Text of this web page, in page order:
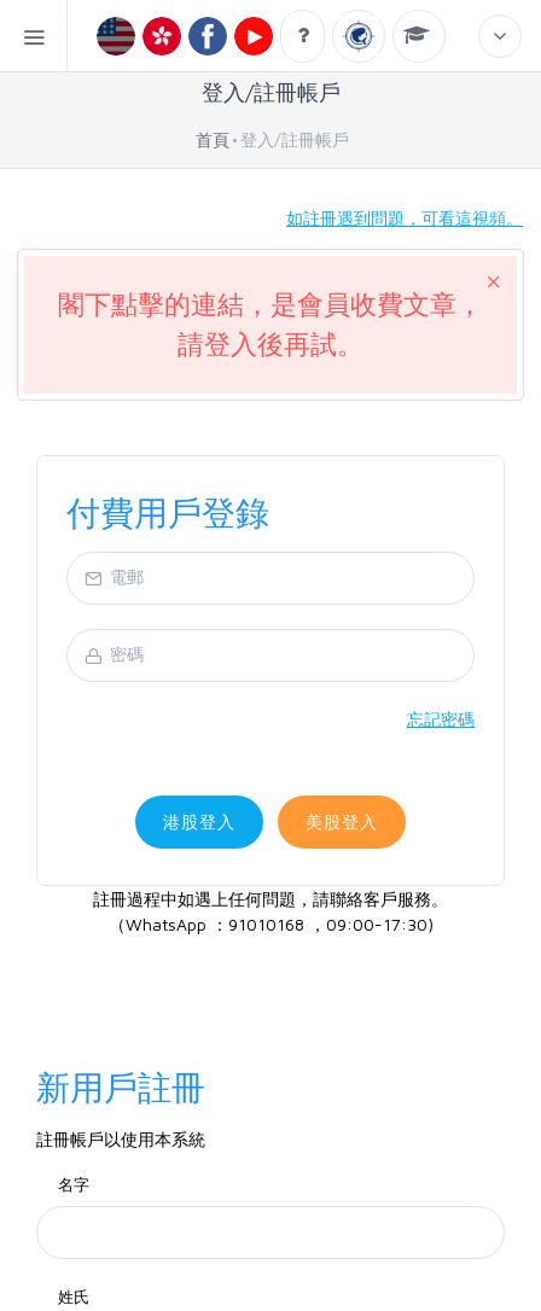
登入/註冊帳戶
首頁 登入/註冊帳戶
如註冊遇到問題，可看這視頻。
閣下點擊的連結，是會員收費文章，
請登入後再試。
付費用戶登錄
忘記密碼
港股登入 美股登入
註冊過程中如遇上任何問題，請聯絡客戶服務。
（WhatsApp ：91010168 ，09:00-17:30)
新用戶註冊
註冊帳戶以使用本系統
名字
姓氏